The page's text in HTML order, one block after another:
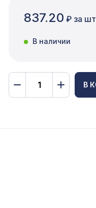
837.20 ₽ за
В наличии
В